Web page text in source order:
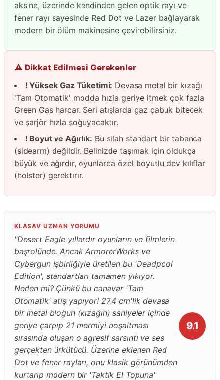
aksine, üzerinde kendinden gelen optik rayı ve
fener rayı sayesinde Red Dot ve Lazer bağlayarak
modern bir ölüm makinesine çevirebilirsiniz.
⚠️ Dikkat Edilmesi Gerekenler
! Yüksek Gaz Tüketimi: Devasa metal bir kızağı
'Tam Otomatik' modda hızla geriye itmek çok fazla
Green Gas harcar. Seri atışlarda gaz çabuk bitecek
ve şarjör hızla soğuyacaktır.
! Boyut ve Ağırlık: Bu silah standart bir tabanca
(sidearm) değildir. Belinizde taşımak için oldukça
büyük ve ağırdır, oyunlarda özel boyutlu dev kılıflar
(holster) gerektirir.
KLASAV UZMAN YORUMU
"Desert Eagle yıllardır oyunların ve filmlerin
başrolünde. Ancak ArmorerWorks ve
Cybergun işbirliğiyle üretilen bu 'Deadpool
Edition', standartları tamamen yıkıyor.
Neden mi? Çünkü bu canavar 'Tam
Otomatik' atış yapıyor! 27.4 cm'lik devasa
bir metal bloğun (kızağın) saniyeler içinde
geriye çarpıp 21 mermiyi boşaltması
sırasında oluşan o agresif sarsıntı ve ses
gerçekten ürkütücü. Üzerine eklenen Red
Dot ve fener rayları, onu klasik görünümden
kurtarıp modern bir 'Taktik El Topuna'
9.1